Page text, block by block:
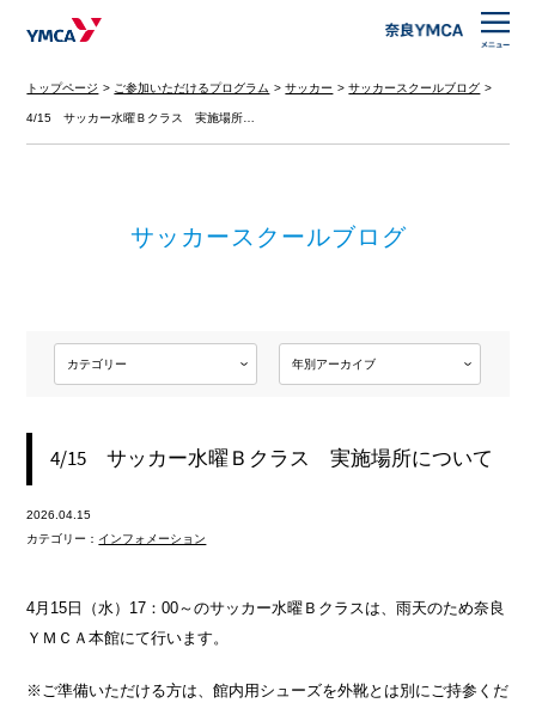
トップページ ご参加いただけるプログラム サッカー サッカースクールブログ
4/15 サッカー水曜Ｂクラス 実施場所…
サッカースクールブログ
4/15 サッカー水曜Ｂクラス 実施場所について
2026.04.15
カテゴリー： インフォメーション
4月15日（水）17：00～のサッカー水曜Ｂクラスは、雨天のため奈良
ＹＭＣＡ本館にて行います。
※ご準備いただける方は、館内用シューズを外靴とは別にご持参くだ